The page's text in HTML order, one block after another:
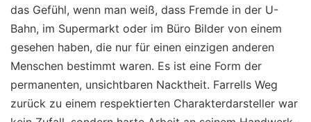
das Gefühl, wenn man weiß, dass Fremde in der U-
Bahn, im Supermarkt oder im Büro Bilder von einem
gesehen haben, die nur für einen einzigen anderen
Menschen bestimmt waren. Es ist eine Form der
permanenten, unsichtbaren Nacktheit. Farrells Weg
zurück zu einem respektierten Charakterdarsteller war